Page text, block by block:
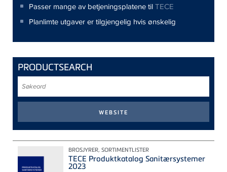
Passer mange av betjeningsplatene tilTECE
Planlimte utgaver er tilgjengelig hvis ønskelig
PRODUCTSEARCH
BROSJYRER, SORTIMENTLISTER
TECE Produktkatalog Sanitærsystemer
2023